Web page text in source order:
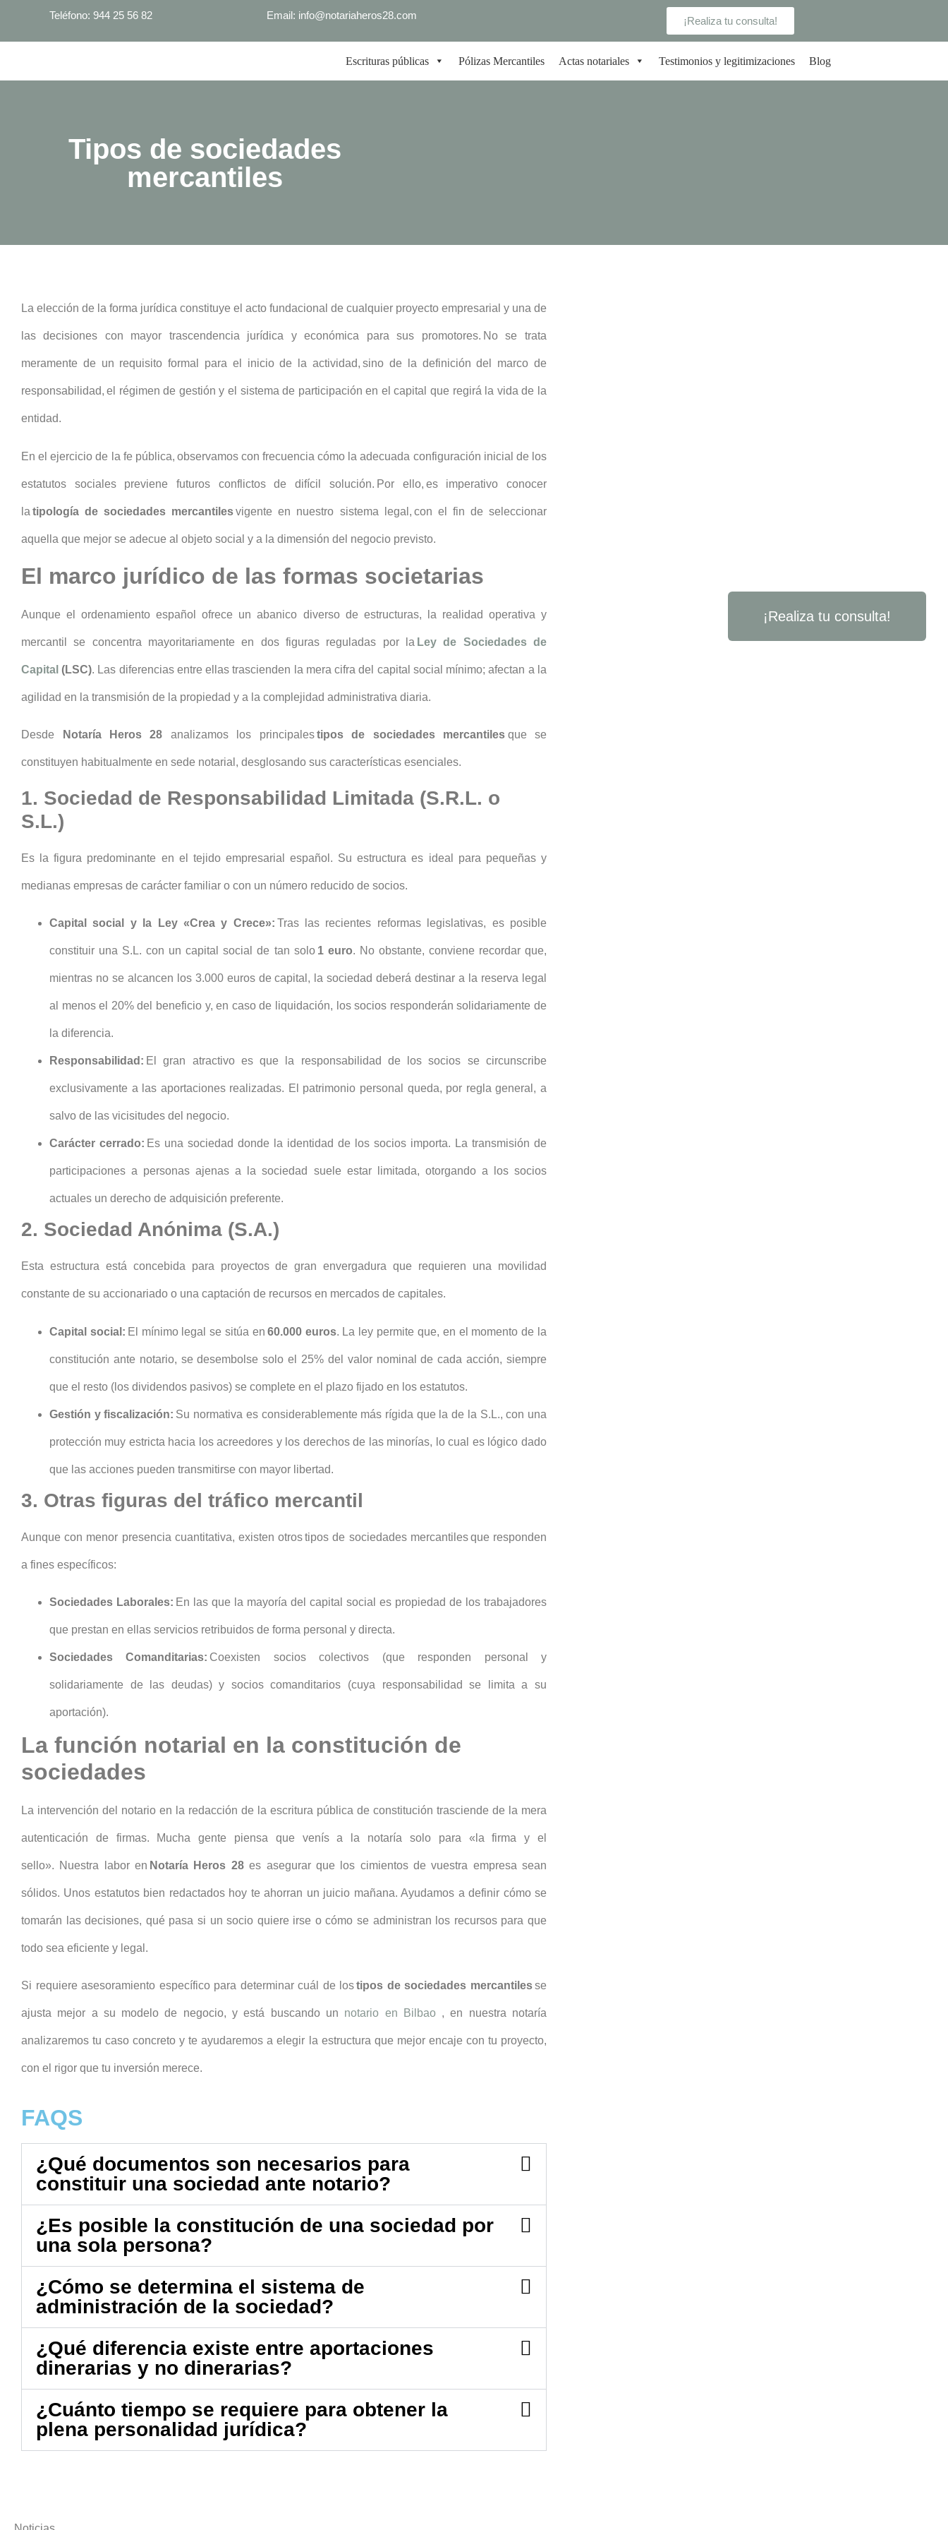
Teléfono: 944 25 56 82 Email: info@notariaheros28.com ¡Realiza tu consulta!
Escrituras públicas Pólizas Mercantiles Actas notariales Testimonios y legitimizaciones Blog
Tipos de sociedades
mercantiles
La elección de la forma jurídica constituye el acto fundacional de cualquier proyecto empresarial y una de
las decisiones con mayor trascendencia jurídica y económica para sus promotores. No se trata
meramente de un requisito formal para el inicio de la actividad, sino de la definición del marco de
responsabilidad, el régimen de gestión y el sistema de participación en el capital que regirá la vida de la
entidad.
En el ejercicio de la fe pública, observamos con frecuencia cómo la adecuada configuración inicial de los
estatutos sociales previene futuros conflictos de difícil solución. Por ello, es imperativo conocer
la tipología de sociedades mercantilesvigente en nuestro sistema legal, con el fin de seleccionar
aquella que mejor se adecue al objeto social y a la dimensión del negocio previsto.
El marco jurídico de las formas societarias
Aunque el ordenamiento español ofrece un abanico diverso de estructuras, la realidad operativa y
mercantil se concentra mayoritariamente en dos figuras reguladas por la Ley de Sociedades de
Capital (LSC). Las diferencias entre ellas trascienden la mera cifra del capital social mínimo; afectan a la
agilidad en la transmisión de la propiedad y a la complejidad administrativa diaria.
Desde Notaría Heros 28 analizamos los principalestipos de sociedades mercantiles que se
constituyen habitualmente en sede notarial, desglosando sus características esenciales.
1. Sociedad de Responsabilidad Limitada (S.R.L. o
S.L.)
Es la figura predominante en el tejido empresarial español. Su estructura es ideal para pequeñas y
medianas empresas de carácter familiar o con un número reducido de socios.
Capital social y la Ley «Crea y Crece»: Tras las recientes reformas legislativas, es posible
constituir una S.L. con un capital social de tan solo 1 euro. No obstante, conviene recordar que,
mientras no se alcancen los 3.000 euros de capital, la sociedad deberá destinar a la reserva legal
al menos el 20% del beneficio y, en caso de liquidación, los socios responderán solidariamente de
la diferencia.
Responsabilidad: El gran atractivo es que la responsabilidad de los socios se circunscribe
exclusivamente a las aportaciones realizadas. El patrimonio personal queda, por regla general, a
salvo de las vicisitudes del negocio.
Carácter cerrado: Es una sociedad donde la identidad de los socios importa. La transmisión de
participaciones a personas ajenas a la sociedad suele estar limitada, otorgando a los socios
actuales un derecho de adquisición preferente.
2. Sociedad Anónima (S.A.)
Esta estructura está concebida para proyectos de gran envergadura que requieren una movilidad
constante de su accionariado o una captación de recursos en mercados de capitales.
Capital social: El mínimo legal se sitúa en 60.000 euros. La ley permite que, en el momento de la
constitución ante notario, se desembolse solo el 25% del valor nominal de cada acción, siempre
que el resto (los dividendos pasivos) se complete en el plazo fijado en los estatutos.
Gestión y fiscalización: Su normativa es considerablemente más rígida que la de la S.L., con una
protección muy estricta hacia los acreedores y los derechos de las minorías, lo cual es lógico dado
que las acciones pueden transmitirse con mayor libertad.
3. Otras figuras del tráfico mercantil
Aunque con menor presencia cuantitativa, existen otros tipos de sociedades mercantiles que responden
a fines específicos:
Sociedades Laborales: En las que la mayoría del capital social es propiedad de los trabajadores
que prestan en ellas servicios retribuidos de forma personal y directa.
Sociedades Comanditarias: Coexisten socios colectivos (que responden personal y
solidariamente de las deudas) y socios comanditarios (cuya responsabilidad se limita a su
aportación).
La función notarial en la constitución de
sociedades
La intervención del notario en la redacción de la escritura pública de constitución trasciende de la mera
autenticación de firmas. Mucha gente piensa que venís a la notaría solo para «la firma y el
sello». Nuestra labor en Notaría Heros 28es asegurar que los cimientos de vuestra empresa sean
sólidos. Unos estatutos bien redactados hoy te ahorran un juicio mañana. Ayudamos a definir cómo se
tomarán las decisiones, qué pasa si un socio quiere irse o cómo se administran los recursos para que
todo sea eficiente y legal.
Si requiere asesoramiento específico para determinar cuál de lostipos de sociedades mercantilesse
ajusta mejor a su modelo de negocio, y está buscando un notario en Bilbao, en nuestra notaría
analizaremos tu caso concreto y te ayudaremos a elegir la estructura que mejor encaje con tu proyecto,
con el rigor que tu inversión merece.
FAQS
¿Qué documentos son necesarios para
constituir una sociedad ante notario?
¿Es posible la constitución de una sociedad por
una sola persona?
¿Cómo se determina el sistema de
administración de la sociedad?
¿Qué diferencia existe entre aportaciones
dinerarias y no dinerarias?
¿Cuánto tiempo se requiere para obtener la
plena personalidad jurídica?
¡Realiza tu consulta!